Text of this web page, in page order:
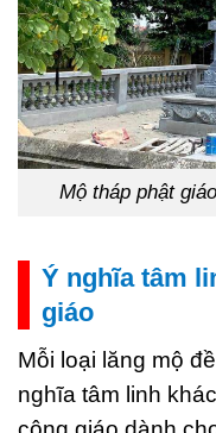
Mộ tháp phật
Ý nghĩa tâm
giáo
Mỗi loại lăng mộ
nghĩa tâm linh